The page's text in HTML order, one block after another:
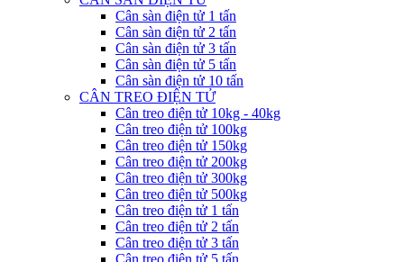
Cân sàn điện tử 1 tấn
Cân sàn điện tử 2 tấn
Cân sàn điện tử 3 tấn
Cân sàn điện tử 5 tấn
Cân sàn điện tử 10 tấn
CÂN TREO ĐIỆN TỬ
Cân treo điện tử 10kg - 40kg
Cân treo điện tử 100kg
Cân treo điện tử 150kg
Cân treo điện tử 200kg
Cân treo điện tử 300kg
Cân treo điện tử 500kg
Cân treo điện tử 1 tấn
Cân treo điện tử 2 tấn
Cân treo điện tử 3 tấn
Cân treo điện tử 5 tấn